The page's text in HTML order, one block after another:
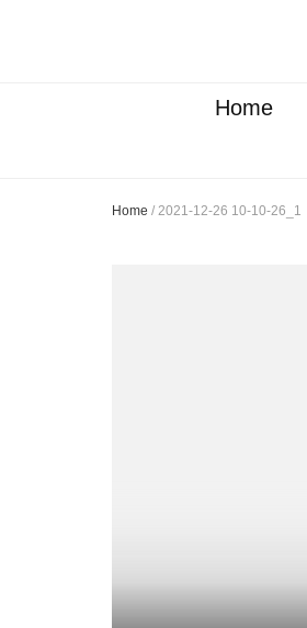
Home
Home / 2021-12-26 10-10-26_1